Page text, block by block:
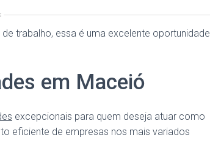
trabalho, essa é uma excelente oportunidade
em Maceió
excepcionais para quem deseja atuar como
eficiente de empresas nos mais variados